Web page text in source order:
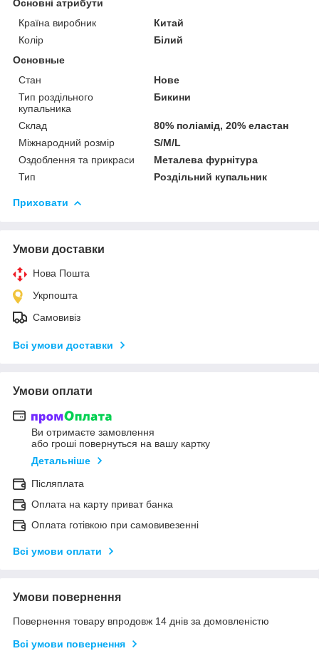
Основні атрибути
Країна виробник
Китай
Колір
Білий
Основные
Стан
Нове
Тип роздільного
купальника
Бикини
Склад
80% поліамід, 20% еластан
Міжнародний розмір
S/M/L
Оздоблення та прикраси
Металева фурнітура
Тип
Роздільний купальник
Приховати
Умови доставки
Нова Пошта
Укрпошта
Самовивіз
Всі умови доставки
Умови оплати
Ви отримаєте замовлення
або гроші повернуться на вашу картку
Детальніше
Післяплата
Оплата на карту приват банка
Оплата готівкою при самовивезенні
Всі умови оплати
Умови повернення
Повернення товару впродовж 14 днів за домовленістю
Всі умови повернення